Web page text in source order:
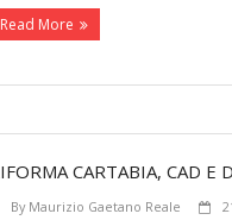
Read More
CARTABIA, CAD E
By Maurizio Gaetano Reale